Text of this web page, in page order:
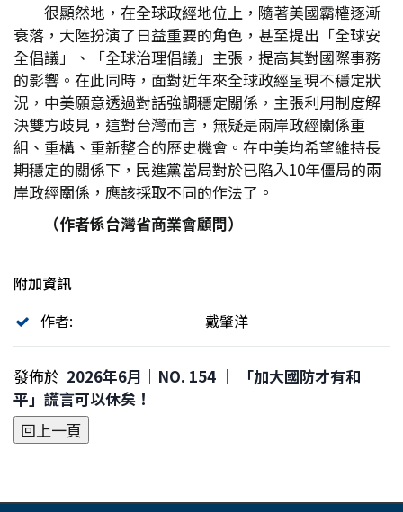
很顯然地，在全球政經地位上，隨著美國霸權逐漸
衰落，大陸扮演了日益重要的角色，甚至提出「全球安
全倡議」、「全球治理倡議」主張，提高其對國際事務
的影響。在此同時，面對近年來全球政經呈現不穩定狀
況，中美願意透過對話強調穩定關係，主張利用制度解
決雙方歧見，這對台灣而言，無疑是兩岸政經關係重
組、重構、重新整合的歷史機會。在中美均希望維持長
期穩定的關係下，民進黨當局對於已陷入10年僵局的兩
岸政經關係，應該採取不同的作法了。
（作者係台灣省商業會顧問）
附加資訊
作者:
戴肇洋
發佈於 2026年6月｜NO. 154 │ 「加大國防才有和
平」謊言可以休矣！